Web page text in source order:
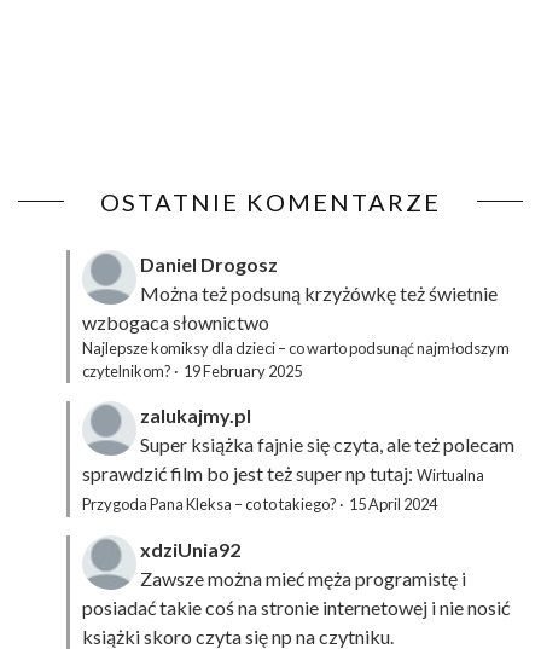
OSTATNIE KOMENTARZE
Daniel Drogosz
Można też podsuną krzyżówkęteż świetnie
wzbogaca słownictwo
Najlepsze komiksy dla dzieci – co warto podsunąć najmłodszym
czytelnikom? · 19 February 2025
zalukajmy.pl
Super książka fajnie się czyta, ale też polecam
sprawdzić film bo jest też super np tutaj: Wirtualna
Przygoda Pana Kleksa – co to takiego? · 15 April 2024
xdziUnia92
Zawsze można mieć męża programistę i
posiadać takie coś na stronie internetowej i nie nosić
książki skoro czyta się np na czytniku.